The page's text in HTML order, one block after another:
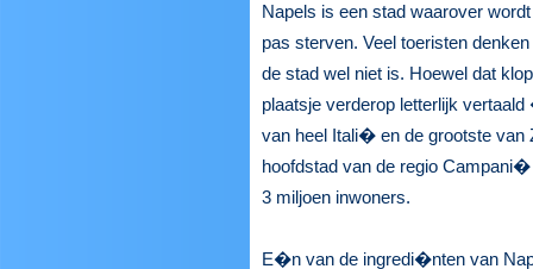
Napels is een stad waarover
pas sterven. Veel toeristen
de stad wel niet is. Hoewel dat
plaatsje verderop letterlijk
van heel Itali� en de grootste van
hoofdstad van de regio
3 miljoen inwoners.
E�n van de ingredi�nten van